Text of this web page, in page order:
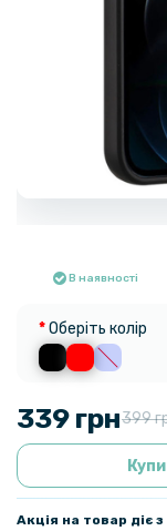
В наявності
Оберіть колір
339 грн399
Акція на товар діє